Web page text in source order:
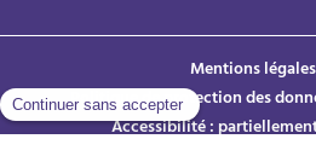
Mentions légales
Politique de protection des
Accessibilité :